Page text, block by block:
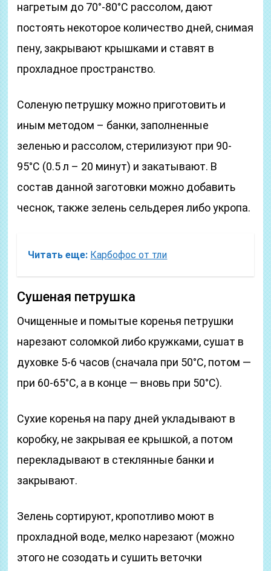
нагретым до 70°-80°С рассолом, дают
постоять некоторое количество дней, снимая
пену, закрывают крышками и ставят в
прохладное пространство.
Соленую петрушку можно приготовить и
иным методом – банки, заполненные
зеленью и рассолом, стерилизуют при 90-
95°С (0.5 л – 20 минут) и закатывают. В
состав данной заготовки можно добавить
чеснок, также зелень сельдерея либо укропа.
Читать еще: Карбофос от тли
Сушеная петрушка
Очищенные и помытые коренья петрушки
нарезают соломкой либо кружками, сушат в
духовке 5-6 часов (сначала при 50°С, потом —
при 60-65°С, а в конце — вновь при 50°С).
Сухие коренья на пару дней укладывают в
коробку, не закрывая ее крышкой, а потом
перекладывают в стеклянные банки и
закрывают.
Зелень сортируют, кропотливо моют в
прохладной воде, мелко нарезают (можно
этого не созодать и сушить веточки